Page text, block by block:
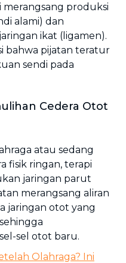
merangsang produksi
alami) dan
ikat (ligamen).
bahwa pijatan teratur
sendi pada
Cedera Otot
atau sedang
fisik ringan, terapi
jaringan parut
merangsang aliran
jaringan otot yang
sel otot baru.
Olahraga? Ini